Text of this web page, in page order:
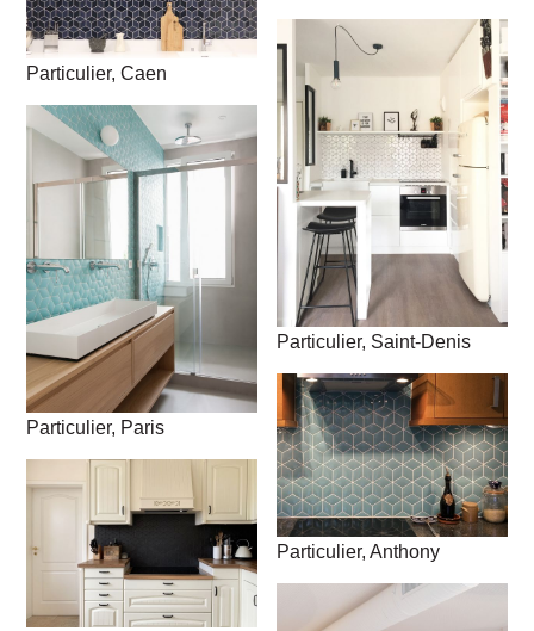
Particulier, Caen
Particulier, Saint-Denis
Particulier, Paris
Particulier, Anthony